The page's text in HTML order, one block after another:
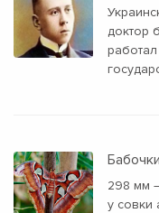
доктор
298 мм
у совки